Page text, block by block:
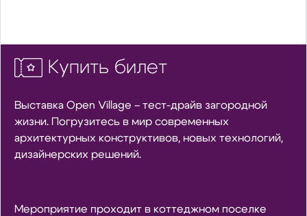
Купить билет
Выставка Open Village – тест-драйв загородной
жизни. Погрузитесь в мир современных
архитектурных конструктивов, новых технологий,
дизайнерских решений.
Мероприятие проходит в коттеджном поселке